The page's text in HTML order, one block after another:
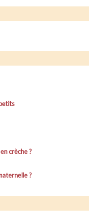
crèche ?
?